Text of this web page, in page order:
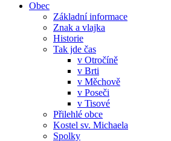
Obec
Základní informace
Znak a vlajka
Historie
Tak jde čas
v Otročíně
v Brti
v Měchově
v Poseči
v Tisové
Přilehlé obce
Kostel sv. Michaela
Spolky